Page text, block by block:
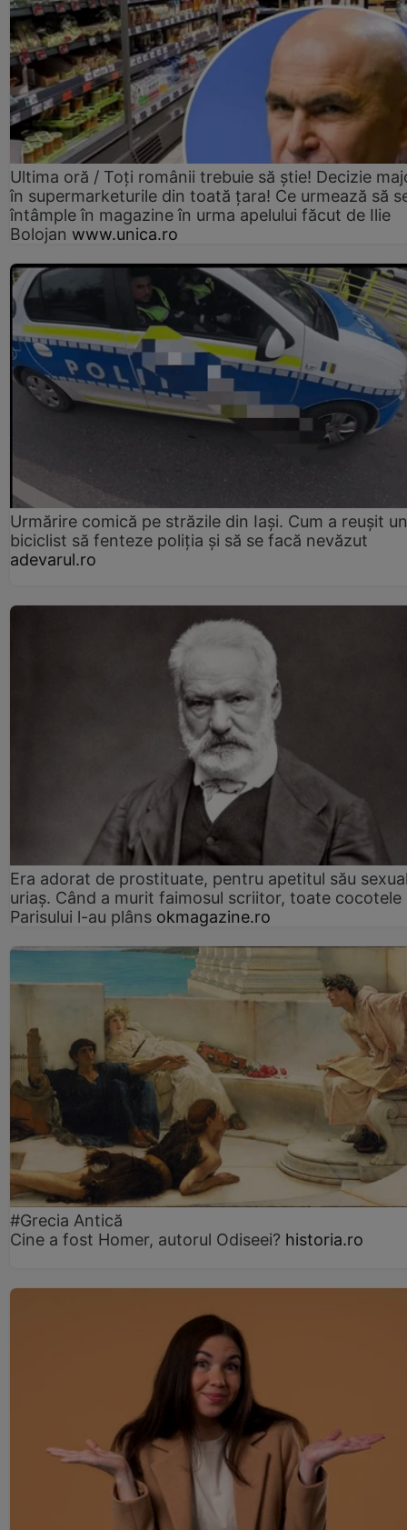
Ultima oră / Toți românii trebuie să știe! Decizie
în supermarketurile din toată țara! Ce urmează să
întâmple în magazine în urma apelului făcut de Ilie
Bolojan www.unica.ro
Urmărire comică pe străzile din Iași. Cum a reușit un
biciclist să fenteze poliția și să se facă nevăzut
adevarul.ro
Era adorat de prostituate, pentru apetitul său
uriaș. Când a murit faimosul scriitor, toate cocotele
Parisului l-au plâns okmagazine.ro
#Grecia Antică
Cine a fost Homer, autorul Odiseei? historia.ro